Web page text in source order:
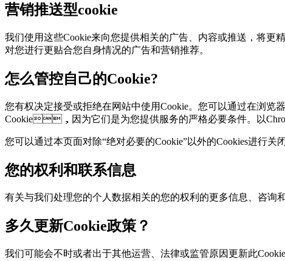
营销推送型cookie
我们使用这些Cookie来向您提供相关的广告、内容或推送
对您进行更贴合您自身情况的广告和营销推荐。
怎么管控自己的Cookie?
您有权决定接受或拒绝在网站中使用Cookie。您可以通过在浏览
Cookie，因为它们是为您提供服务的严格必要条件。以
您可以通过本页面对除“绝对必要的Cookie”以外的Cookies进行关
您的权利和联系信息
有关与我们处理您的个人数据相关的您的权利的更多信息、咨询
多久更新Cookie政策？
我们可能会不时或者出于其他运营、法律或监管原因更新此